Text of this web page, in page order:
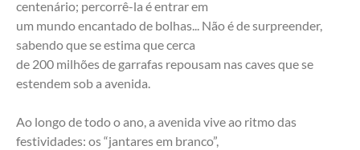
centenário; percorrê-la é entrar em
um mundo encantado de bolhas... Não é de surpreender,
sabendo que se estima que cerca
de 200 milhões de garrafas repousam nas caves que se
estendem sob a avenida.
Ao longo de todo o ano, a avenida vive ao ritmo das
festividades: os “jantares em branco”,